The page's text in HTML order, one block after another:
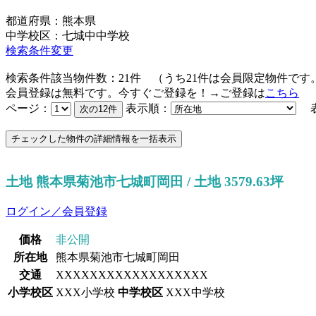
都道府県：熊本県
中学校区：七城中中学校
検索条件変更
検索条件該当物件数： 21件 （うち21件は会員限定物件です
会員登録は無料です。今すぐご登録を！→ご登録はこちら
ページ：
表示順：
土地 熊本県菊池市七城町岡田 / 土地 3579.63坪
ログイン／会員登録
価格
非公開
所在地
熊本県菊池市七城町岡田
交通
XXXXXXXXXXXXXXXXXX
小学校区 XXX小学校 中学校区 XXX中学校